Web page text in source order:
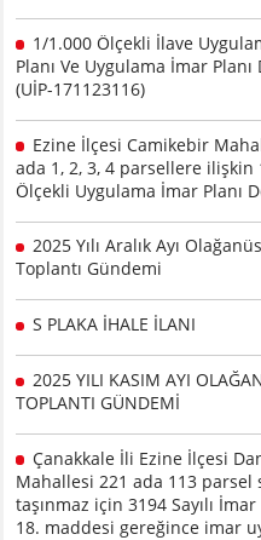
1/1.000 Ölçekli İlave
Planı Ve Uygulama İmar
(UİP-171123116)
Ezine İlçesi Camikebir
ada 1, 2, 3, 4 parsellere ilişkin
Ölçekli Uygulama İmar Planı
2025 Yılı Aralık Ayı
Toplantı Gündemi
S PLAKA İHALE İLANI
2025 YILI KASIM AYI
TOPLANTI GÜNDEMİ
Çanakkale İli Ezine İlçesi
Mahallesi 221 ada 113 parsel
taşınmaz için 3194 Sayılı
18. maddesi gereğince imar